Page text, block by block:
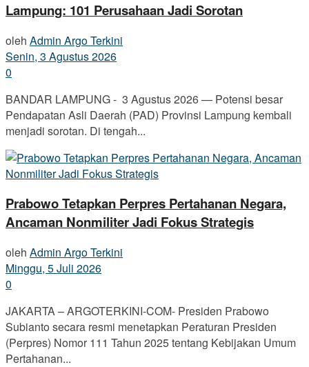
Lampung: 101 Perusahaan Jadi Sorotan
oleh Admin Argo Terkini
Senin, 3 Agustus 2026
0
BANDAR LAMPUNG - 3 Agustus 2026 — Potensi besar
Pendapatan Asli Daerah (PAD) Provinsi Lampung kembali
menjadi sorotan. Di tengah...
Prabowo Tetapkan Perpres Pertahanan Negara,
Ancaman Nonmiliter Jadi Fokus Strategis
oleh Admin Argo Terkini
Minggu, 5 Juli 2026
0
JAKARTA – ARGOTERKINI-COM- Presiden Prabowo
Subianto secara resmi menetapkan Peraturan Presiden
(Perpres) Nomor 111 Tahun 2025 tentang Kebijakan Umum
Pertahanan...